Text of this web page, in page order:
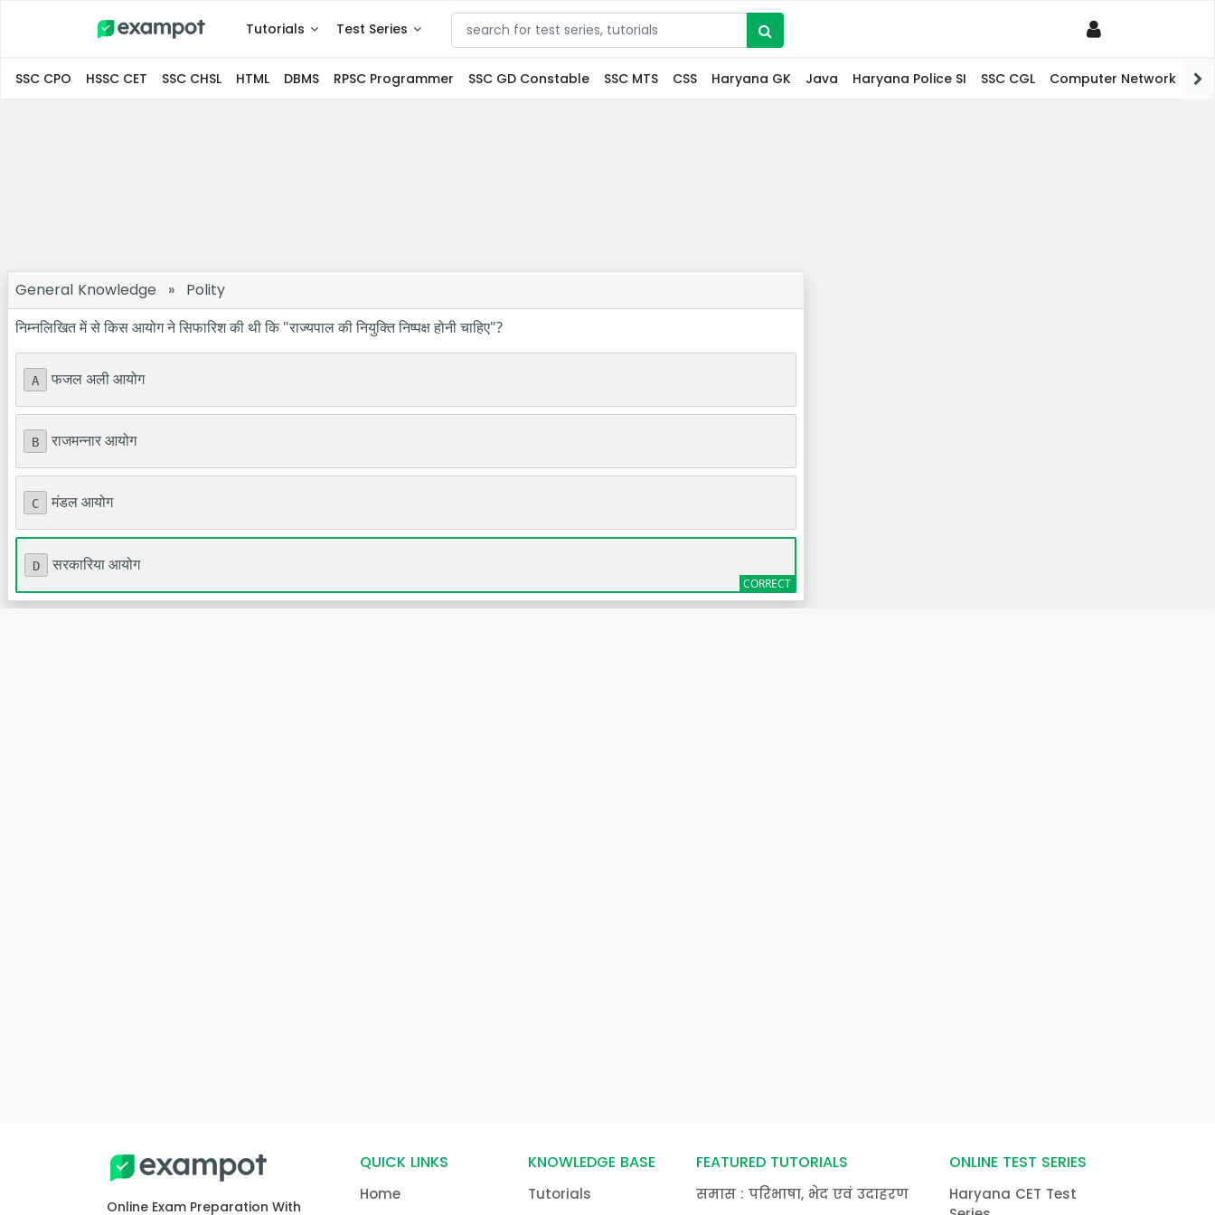
Tutorials Test Series
SSC CPO HSSC CET SSC CHSL HTML DBMS RPSC Programmer SSC GD Constable SSC MTS CSS Haryana GK Java Haryana Police SI SSC CGL Computer Network PHP
General Knowledge » Polity
निम्नलिखित में से किस आयोग ने सिफारिश की थी कि "राज्यपाल की नियुक्ति निष्पक्ष होनी चाहिए"?
A फजल अली आयोग
B राजमन्नार आयोग
C मंडल आयोग
D सरकारिया आयोग
Online Exam Preparation With
QUICK LINKS
Home
KNOWLEDGE BASE
Tutorials
FEATURED TUTORIALS
समास : परिभाषा, भेद एवं उदाहरण
ONLINE TEST SERIES
Haryana CET Test